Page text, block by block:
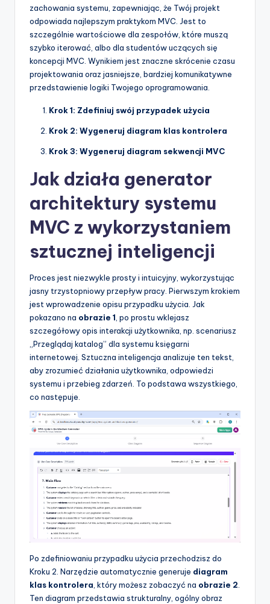
zachowania systemu, zapewniając, że Twój projekt
odpowiada najlepszym praktykom MVC. Jest to
szczególnie wartościowe dla zespołów, które muszą
szybko iterować, albo dla studentów uczących się
koncepcji MVC. Wynikiem jest znaczne skrócenie czasu
projektowania oraz jasniejsze, bardziej komunikatywne
przedstawienie logiki Twojego oprogramowania.
Krok 1: Zdefiniuj swój przypadek użycia
Krok 2: Wygeneruj diagram klas kontrolera
Krok 3: Wygeneruj diagram sekwencji MVC
Jak działa generator
architektury systemu
MVC z wykorzystaniem
sztucznej inteligencji
Proces jest niezwykle prosty i intuicyjny, wykorzystując
jasny trzystopniowy przepływ pracy. Pierwszym krokiem
jest wprowadzenie opisu przypadku użycia. Jak
pokazano na obrazie 1 , po prostu wklejasz
szczegółowy opis interakcji użytkownika, np. scenariusz
„Przeglądaj katalog” dla systemu księgarni
internetowej. Sztuczna inteligencja analizuje ten tekst,
aby zrozumieć działania użytkownika, odpowiedzi
systemu i przebieg zdarzeń. To podstawa wszystkiego,
co następuje.
Po zdefiniowaniu przypadku użycia przechodzisz do
Kroku 2. Narzędzie automatycznie generuje diagram
klas kontrolera , który możesz zobaczyć na obrazie 2
Ten diagram przedstawia strukturalny, ogólny obraz